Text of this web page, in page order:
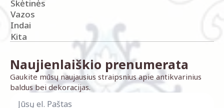
Skėtinės
Vazos
Indai
Kita
Naujienlaiškio prenumerata
Gaukite mūsų naujausius straipsnius apie antikvarinius
baldus bei dekoracijas.